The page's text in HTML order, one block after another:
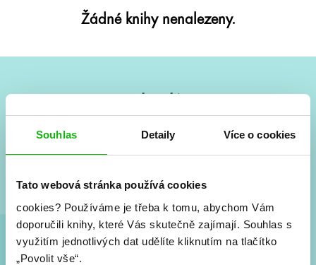
Souhlas Detaily Více o cookies
Tato webová stránka používá cookies
cookies? Používáme je třeba k tomu, abychom Vám
doporučili knihy, které Vás skutečně zajímají. Souhlas s
využitím jednotlivých dat udělíte kliknutím na tlačítko
„Povolit vše“.
Žádné knihy nenalezeny.
Vše kolem #youngadult každý měsíc rovnou do mailu!
a seriálové adaptace a další.